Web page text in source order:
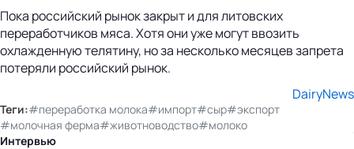
Пока российский рынок закрыт и для литовских
переработчиков мяса. Хотя они уже могут ввозить
охлажденную телятину, но за несколько месяцев запрета
потеряли российский рынок.
DairyNews
Теги:#переработка молока#импорт#сыр#экспорт
#молочная ферма#животноводство#молоко
Интервью